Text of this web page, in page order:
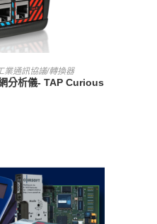
容
業通訊協議/轉換器
分析儀- TAP Curious